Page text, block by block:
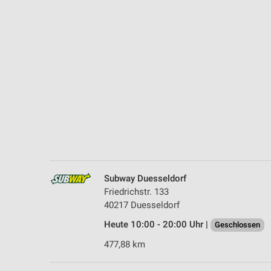
Subway Duesseldorf
Friedrichstr. 133
40217 Duesseldorf
Heute 10:00 - 20:00 Uhr |
Geschlossen
477,88 km
Nicht-IAB-Verarbeitungszwecke: